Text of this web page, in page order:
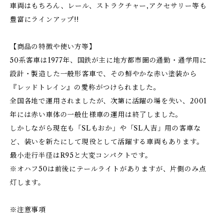
車両はもちろん、レール、ストラクチャー,アクセサリー等も
豊富にラインアップ!!
【商品の特徴や使い方等】
50系客車は1977年、国鉄が主に地方都市圏の通勤・通学用に
設計・製造した一般形客車で、その鮮やかな赤い塗装から
『レッドトレイン』の愛称がつけられました。
全国各地で運用されましたが、次第に活躍の場を失い、2001
年には赤い車体の一般仕様車の運用は終了しました。
しかしながら現在も「SLもおか」や「SL人吉」用の客車な
ど、装いを新たにして現役として活躍する車両もあります。
最小走行半径はR95と大変コンパクトです。
※オハフ50は前後にテールライトがありますが、片側のみ点
灯します。
※注意事項